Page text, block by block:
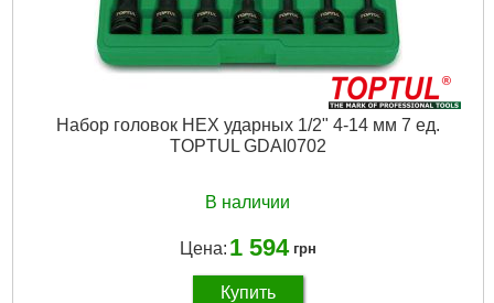
Набор головок HEX ударных 1/2" 4-14 мм 7 ед.
TOPTUL GDAI0702
В наличии
Цена: 1 594 грн
Купить